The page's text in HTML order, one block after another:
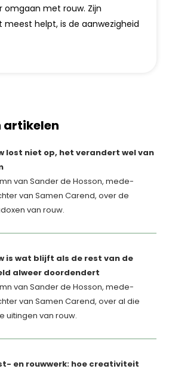
omgaan met rouw. Zijn
meest helpt, is de aanwezigheid
artikelen
lost niet op, het verandert wel van
van Sander de Hosson, mede-
van Samen Carend, over de
van rouw.
is wat blijft als de rest van de
alweer doordendert
van Sander de Hosson, mede-
van Samen Carend, over al die
uitingen van rouw.
en rouwwerk: hoe creativiteit